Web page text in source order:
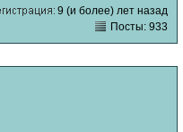
9 (и более) лет назад
Посты: 933